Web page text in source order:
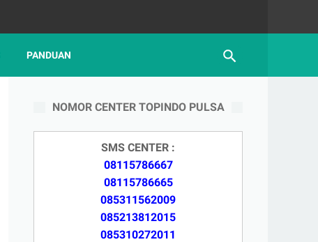
PANDUAN
NOMOR CENTER TOPINDO PULSA
SMS CENTER :
08115786667
08115786665
085311562009
085213812015
085310272011